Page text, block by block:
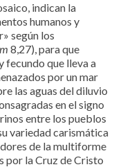
indican la
humanos y
según los
8,27), para que
fecundo que lleva a
por un mar
las aguas del diluvio
en el signo
entre los pueblos
variedad carismática
de la multiforme
por la Cruz de Cristo